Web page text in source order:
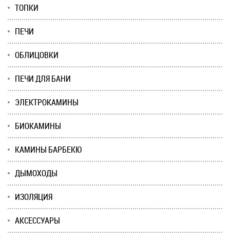
ТОПКИ
ПЕЧИ
ОБЛИЦОВКИ
ПЕЧИ ДЛЯ БАНИ
ЭЛЕКТРОКАМИНЫ
БИОКАМИНЫ
КАМИНЫ БАРБЕКЮ
ДЫМОХОДЫ
ИЗОЛЯЦИЯ
АКСЕССУАРЫ